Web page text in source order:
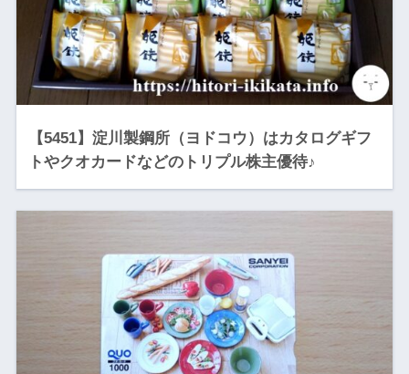
【5451】淀川製鋼所（ヨドコウ）はカタログギフ
トやクオカードなどのトリプル株主優待♪